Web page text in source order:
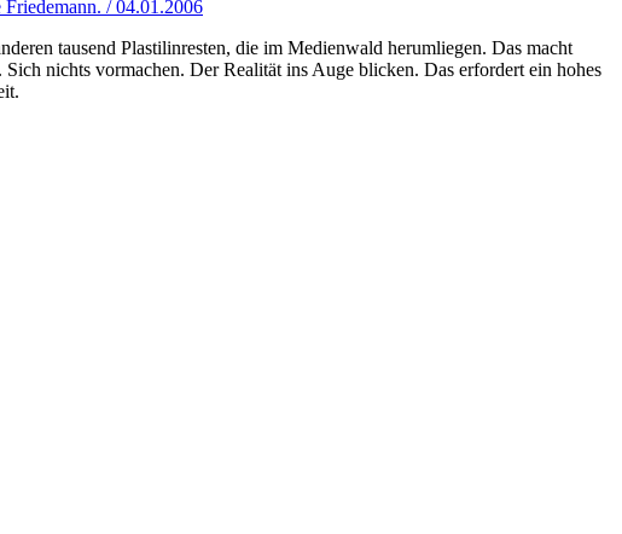
/ 04.01.2006
tausend Plastilinresten, die im Medienwald herumliegen. Das macht
nichts vormachen. Der Realität ins Auge blicken. Das erfordert ein hohes